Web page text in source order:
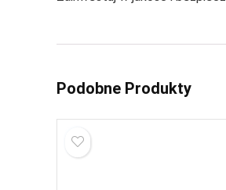
Podobne Produkty